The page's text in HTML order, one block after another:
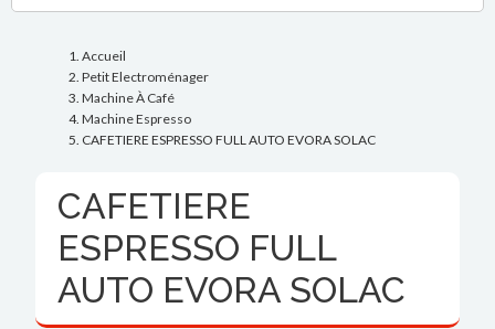
Accueil
Petit Electroménager
Machine À Café
Machine Espresso
CAFETIERE ESPRESSO FULL AUTO EVORA SOLAC
CAFETIERE
ESPRESSO FULL
AUTO EVORA SOLAC